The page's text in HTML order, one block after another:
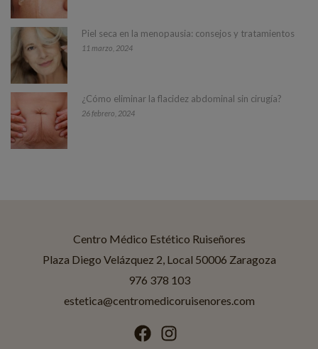
Piel seca en la menopausia: consejos y tratamientos
11 marzo, 2024
¿Cómo eliminar la flacidez abdominal sin cirugía?
26 febrero, 2024
Centro Médico Estético Ruiseñores
Plaza Diego Velázquez 2, Local 50006 Zaragoza
976 378 103
estetica@centromedicoruisenores.com
¡Hola! Soy Jessica
Asistente IA de Ruiseñores Estética.
Tratamientos Promociones